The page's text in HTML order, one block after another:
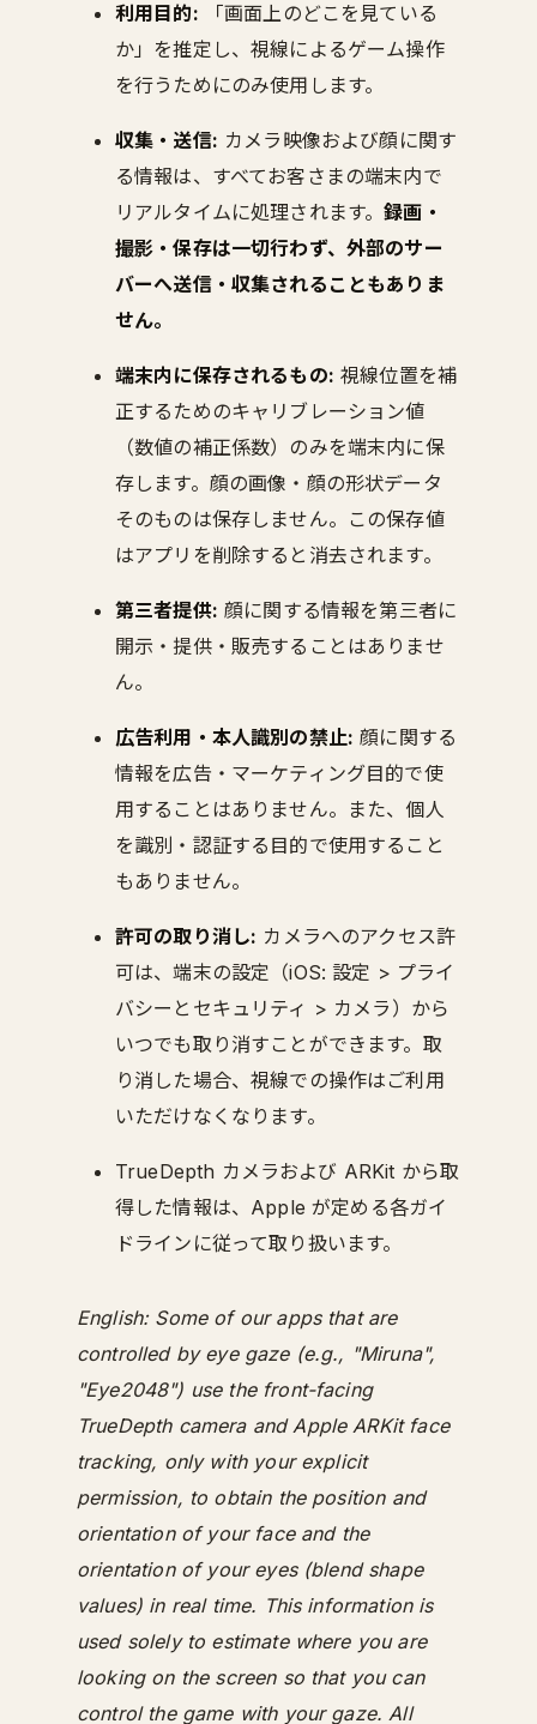
利用目的: 「画面上のどこを見ている
か」を推定し、視線によるゲーム操作
を行うためにのみ使用します。
収集・送信: カメラ映像および顔に関す
る情報は、すべてお客さまの端末内で
リアルタイムに処理されます。録画・
撮影・保存は一切行わず、外部のサー
バーへ送信・収集されることもありま
せん。
端末内に保存されるもの: 視線位置を補
正するためのキャリブレーション値
（数値の補正係数）のみを端末内に保
存します。顔の画像・顔の形状データ
そのものは保存しません。この保存値
はアプリを削除すると消去されます。
第三者提供: 顔に関する情報を第三者に
開示・提供・販売することはありませ
ん。
広告利用・本人識別の禁止: 顔に関する
情報を広告・マーケティング目的で使
用することはありません。また、個人
を識別・認証する目的で使用すること
もありません。
許可の取り消し: カメラへのアクセス許
可は、端末の設定（iOS: 設定 > プライ
バシーとセキュリティ > カメラ）から
いつでも取り消すことができます。取
り消した場合、視線での操作はご利用
いただけなくなります。
TrueDepth カメラおよび ARKit から取
得した情報は、Apple が定める各ガイ
ドラインに従って取り扱います。
English: Some of our apps that are
controlled by eye gaze (e.g., "Miruna",
"Eye2048") use the front-facing
TrueDepth camera and Apple ARKit face
tracking, only with your explicit
permission, to obtain the position and
orientation of your face and the
orientation of your eyes (blend shape
values) in real time. This information is
used solely to estimate where you are
looking on the screen so that you can
control the game with your gaze. All